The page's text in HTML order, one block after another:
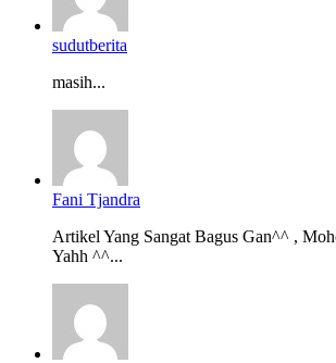
sudutberita
masih...
Fani Tjandra
Artikel Yang Sangat Bagus Gan^^ ,
Yahh ^^...